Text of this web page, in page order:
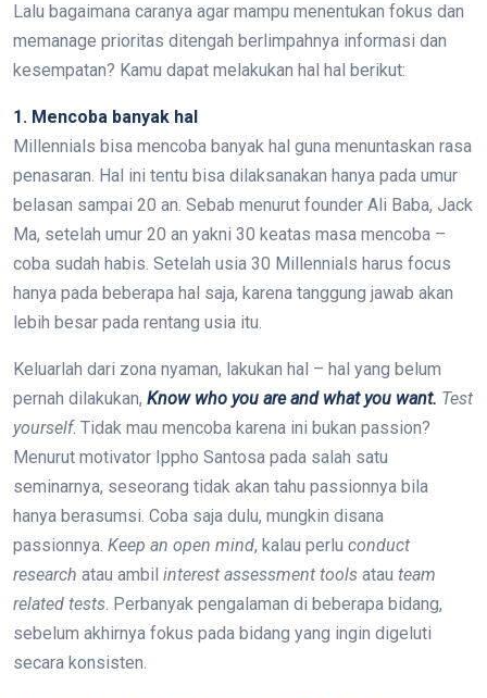
Lalu bagaimana caranya agar mampu menentukan fokus dan
memanage prioritas ditengah berlimpahnya informasi dan
kesempatan? Kamu dapat melakukan hal hal berikut:
1. Mencoba banyak hal
Millennials bisa mencoba banyak hal guna menuntaskan rasa
penasaran. Hal ini tentu bisa dilaksanakan hanya pada umur
belasan sampai 20 an. Sebab menurut founder Ali Baba, Jack
Ma, setelah umur 20 an yakni 30 keatas masa mencoba –
coba sudah habis. Setelah usia 30 Millennials harus focus
hanya pada beberapa hal saja, karena tanggung jawab akan
lebih besar pada rentang usia itu.
Keluarlah dari zona nyaman, lakukan hal – hal yang belum
pernah dilakukan, Know who you are and what you want. Test
yourself. Tidak mau mencoba karena ini bukan passion?
Menurut motivator Ippho Santosa pada salah satu
seminarnya, seseorang tidak akan tahu passionnya bila
hanya berasumsi. Coba saja dulu, mungkin disana
passionnya. Keep an open mind, kalau perlu conduct
research atau ambil interest assessment tools atau team
related tests. Perbanyak pengalaman di beberapa bidang,
sebelum akhirnya fokus pada bidang yang ingin digeluti
secara konsisten.